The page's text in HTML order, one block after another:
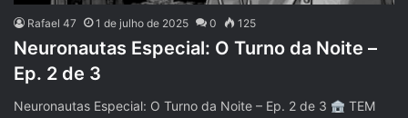
Rafael 47 1 de julho de 2025 0 125
Neuronautas Especial: O Turno da Noite –
Ep. 2 de 3
Neuronautas Especial: O Turno da Noite – Ep. 2 de 3
TEM